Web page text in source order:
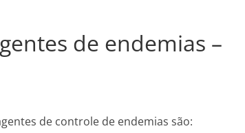
de endemias –
de controle de endemias são: